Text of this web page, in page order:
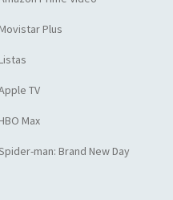
Plus
TV
Max
man: Brand New Day